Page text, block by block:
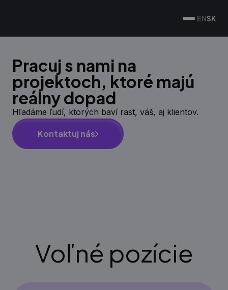
ENSK
Pracuj s nami na
projektoch, ktoré majú
reálny dopad
Hľadáme ľudí, ktorých baví rast, váš, aj klientov.
Kontaktuj nás
Voľné pozície